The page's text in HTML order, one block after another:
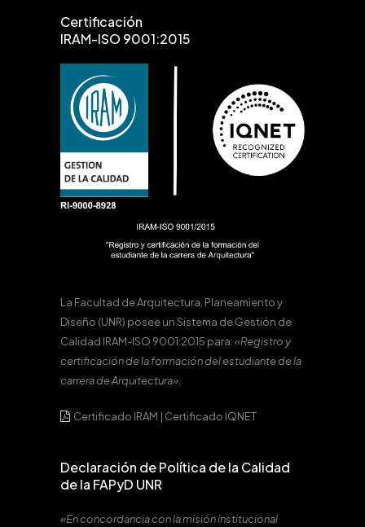
Certificación
IRAM-ISO 9001:2015
La Facultad de Arquitectura, Planeamiento y
Diseño (UNR) posee un Sistema de Gestión de
Calidad IRAM-ISO 9001:2015 para:«Registro y
certificación de la formación del estudiante de la
carrera de Arquitectura».
Certificado IRAM | Certificado IQNET
Declaración de Política de la Calidad
de la FAPyD UNR
«En concordancia con la misión institucional